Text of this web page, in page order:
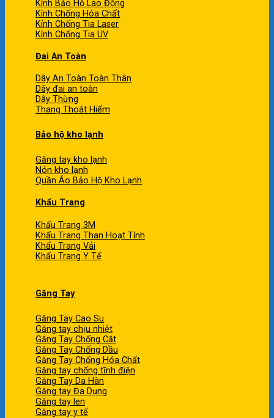
Kính Bảo Hộ Lao Động
Kính Chống Hóa Chất
Kính Chống Tia Laser
Kính Chống Tia UV
Đai An Toàn
Dây An Toàn Toàn Thân
Dây đai an toàn
Dây Thừng
Thang Thoát Hiểm
Bảo hộ kho lạnh
Găng tay kho lạnh
Nón kho lạnh
Quần Áo Bảo Hộ Kho Lạnh
Khẩu Trang
Khẩu Trang 3M
Khẩu Trang Than Hoạt Tính
Khẩu Trang Vải
Khẩu Trang Y Tế
Găng Tay
Găng Tay Cao Su
Găng tay chịu nhiệt
Găng Tay Chống Cắt
Găng Tay Chống Dầu
Găng Tay Chống Hóa Chất
Găng tay chống tĩnh điện
Găng Tay Da Hàn
Găng tay Đa Dụng
Găng tay len
Găng tay y tế